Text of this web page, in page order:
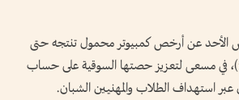
عن أرخص كمبيوتر محمول تنتجه حتى
الآن، وهو (إكس.بي.إس 13)، في ‌مسعى لتعزيز حصتها السوقية على حساب
استهداف الطلاب والمهنيين الشبان.